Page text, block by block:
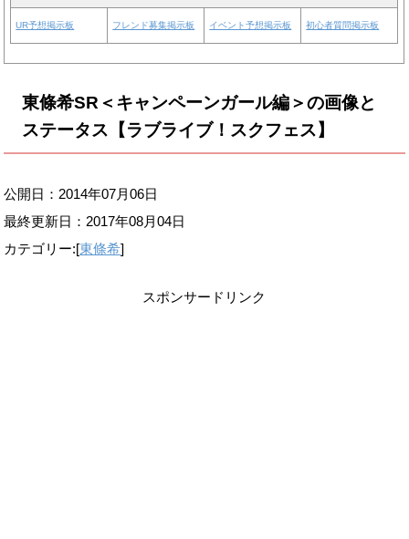
UR予想掲示板 フレンド募集掲示板 イベント予想掲示板 初心者質問掲示板
東條希SR＜キャンペーンガール編＞の画像と
ステータス【ラブライブ！スクフェス】
公開日：2014年07月06日
最終更新日： 2017年08月04日
カテゴリー:[東條希]
スポンサードリンク